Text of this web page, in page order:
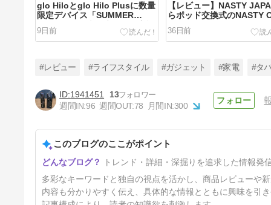
glo Hiloとglo Hilo Plusに数量
限定デバイス「SUMMER
EDITION by 米原康人」の実機
レビュー
9日前
【レビュー】NASTY
らポッド交換式のNASTY
40000シリーズが登場
36日前
& WASPE 4in1」使い捨て電子
タバコをレビュー
4ヶ月前
#レビュー #ライフスタイル #ガジェット #家電 #タ
1941451
13
週間IN:96 週間OUT:78 月間IN:300
このブログのここがポイント
トレンド・詳細・深掘りを追求した情報発
多彩なキーワードと独自の視点を活かし、商品レビューや
内容も分かりやすく伝え、具体的な情報とともに興味を引